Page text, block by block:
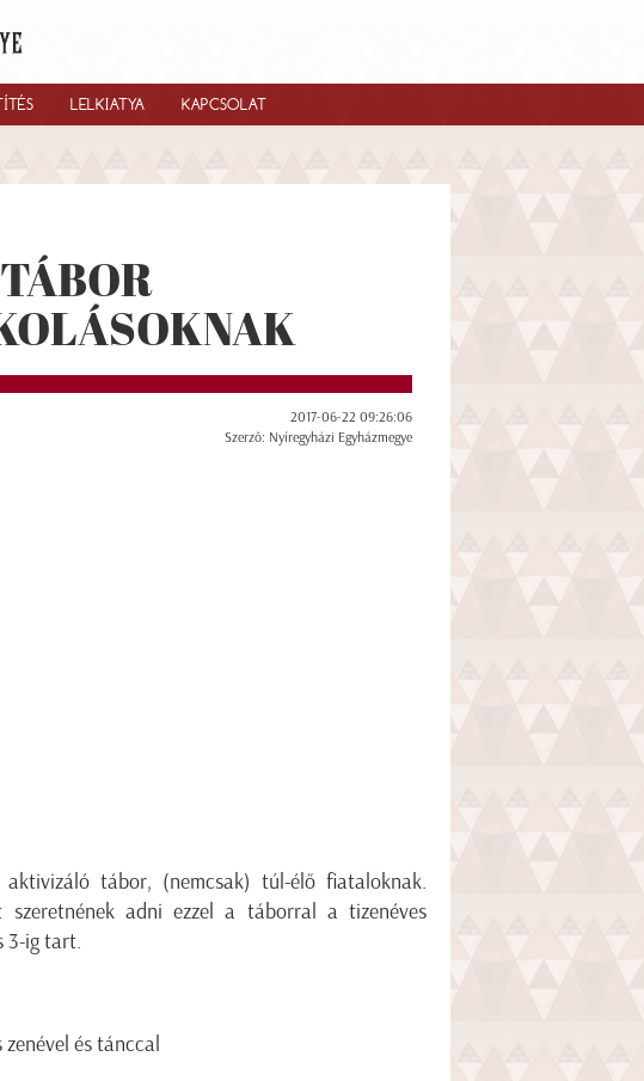
LELKIATYA KAPCSOLAT
2017-06-22 09:26:06
Szerző: Nyíregyházi Egyházmegye
aktivizáló tábor, (nemcsak) túl-élő fiataloknak.
adni ezzel a táborral a tizenéves
3-ig tart.
és tánccal